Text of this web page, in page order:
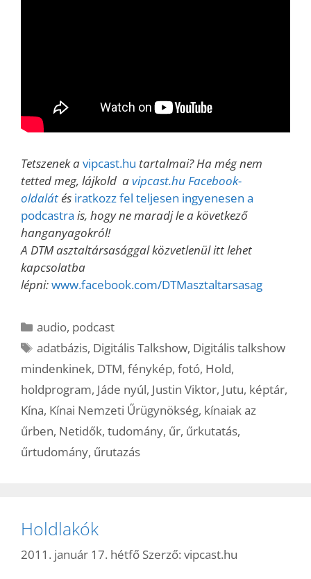
Tetszenek avipcast.hu tartalmai? Ha még nem
tetted meg, lájkold avipcast.hu Facebook-
oldalátés iratkozz fel teljesen ingyenesen a
podcastra is, hogy ne maradj le a következő
hanganyagokról!
A DTM asztaltársasággal közvetlenül itt lehet
kapcsolatba
lépni:www.facebook.com/DTMasztaltarsasag
Kategória
audio, podcast
Címkék
adatbázis, Digitális Talkshow, Digitális talkshow
mindenkinek, DTM, fénykép, fotó, Hold,
holdprogram, Jáde nyúl, Justin Viktor, Jutu, képtár,
Kína, Kínai Nemzeti Űrügynökség, kínaiak az
űrben, Netidők, tudomány, űr, űrkutatás,
űrtudomány, űrutazás
Holdlakók
2011. január 17. hétfő Szerző: vipcast.hu